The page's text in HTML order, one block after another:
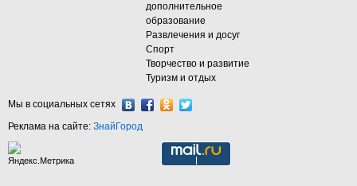
дополнительное
образование
Развлечения и досуг
Спорт
Творчество и развитие
Туризм и отдых
Мы в социальных сетях
Реклама на сайте: ЗнайГород